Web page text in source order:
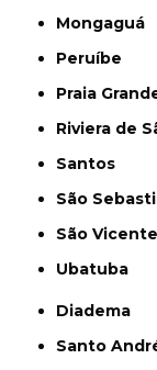
Mongaguá
Peruíbe
Praia
Riviera de
Santos
São
São Vicente
Ubatuba
Diadema
Santo